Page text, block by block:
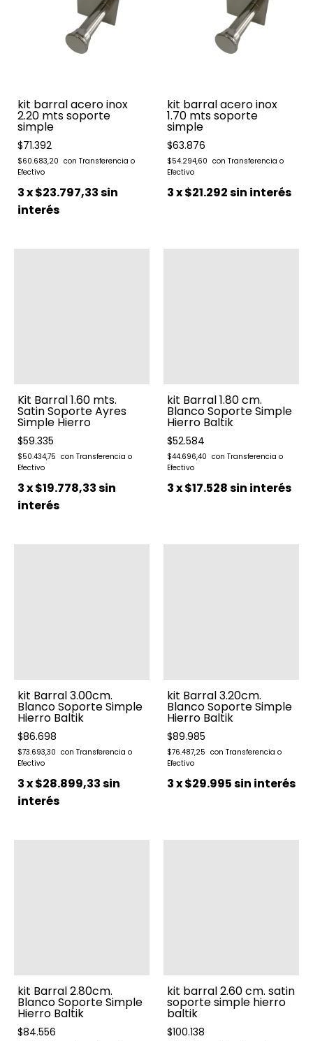
kit barral acero inox
2.20 mts soporte
simple
$71.392
$60.683,20
3x$23.797,33sin
interés
kit barral acero inox
1.70 mts soporte
simple
$63.876
$54.294,60
3x$21.292sin interés
Kit Barral 1.60 mts.
Satin Soporte Ayres
Simple Hierro
$59.335
$50.434,75
3x$19.778,33sin
interés
kit Barral 1.80 cm.
Blanco Soporte Simple
Hierro Baltik
$52.584
$44.696,40
3x$17.528sin interés
kit Barral 3.00cm.
Blanco Soporte Simple
Hierro Baltik
$86.698
$73.693,30
3x$28.899,33sin
interés
kit Barral 3.20cm.
Blanco Soporte Simple
Hierro Baltik
$89.985
$76.487,25
3x$29.995sin interés
kit Barral 2.80cm.
Blanco Soporte Simple
Hierro Baltik
$84.556
kit barral 2.60 cm. satin
soporte simple hierro
baltik
$100.138